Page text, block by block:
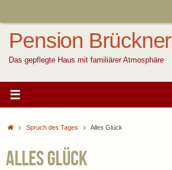
Pension Brückner
Das gepflegte Haus mit familiärer Atmosphäre
StartSpruch des Tages Alles Glück
Alles Glück